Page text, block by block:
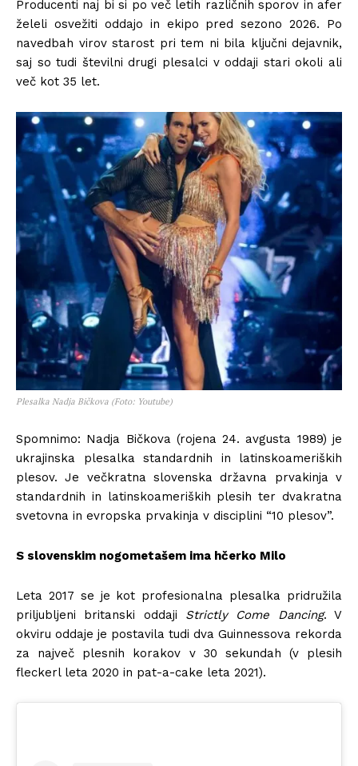
Producenti naj bi si po več letih različnih sporov in afer
želeli osvežiti oddajo in ekipo pred sezono 2026. Po
navedbah virov starost pri tem ni bila ključni dejavnik,
saj so tudi številni drugi plesalci v oddaji stari okoli ali
več kot 35 let.
Plesalka Nadja Bičkova (Foto: Youtube)
Spomnimo: Nadja Bičkova (rojena 24. avgusta 1989) je
ukrajinska plesalka standardnih in latinskoameriških
plesov. Je večkratna slovenska državna prvakinja v
standardnih in latinskoameriških plesih ter dvakratna
svetovna in evropska prvakinja v disciplini “10 plesov”.
S slovenskim nogometašem ima hčerko Milo
Leta 2017 se je kot profesionalna plesalka pridružila
priljubljeni britanski oddaji Strictly Come Dancing. V
okviru oddaje je postavila tudi dva Guinnessova rekorda
za največ plesnih korakov v 30 sekundah (v plesih
fleckerl leta 2020 in pat-a-cake leta 2021).